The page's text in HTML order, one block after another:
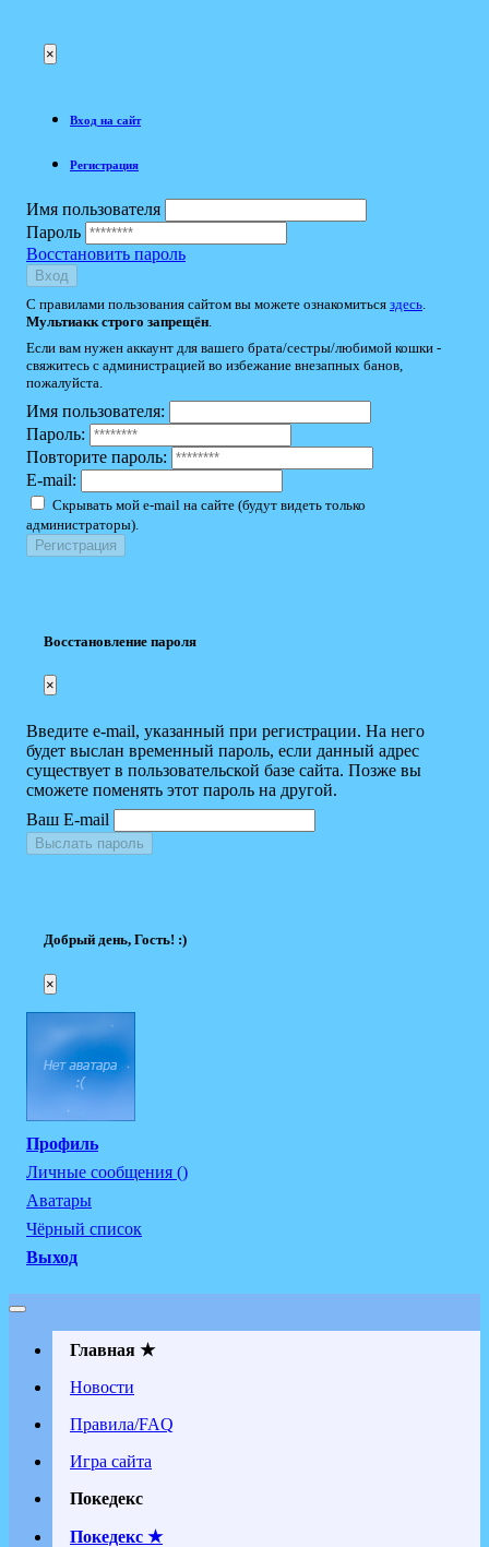
×
Вход на сайт
Регистрация
Имя пользователя
Пароль
Восстановить пароль
Вход
С правилами пользования сайтом вы можете ознакомиться здесь
Мультиакк строго запрещён
Если вам нужен аккаунт для вашего брата/сестры/любимой кошки -
свяжитесь с администрацией во избежание внезапных банов,
пожалуйста.
Имя пользователя:
Пароль:
Повторите пароль:
E-mail:
Скрывать мой e-mail на сайте (будут видеть только
администраторы).
Восстановление пароля
×
Введите e-mail, указанный при регистрации. На него
будет выслан временный пароль, если данный адрес
существует в пользовательской базе сайта. Позже вы
сможете поменять этот пароль на другой.
Ваш E-mail
Выслать пароль
Добрый день, Гость! :)
×
Профиль
Личные сообщения ()
Аватары
Чёрный список
Выход
Главная ★
Новости
Правила/FAQ
Игра сайта
Покедекс
Покедекс ★